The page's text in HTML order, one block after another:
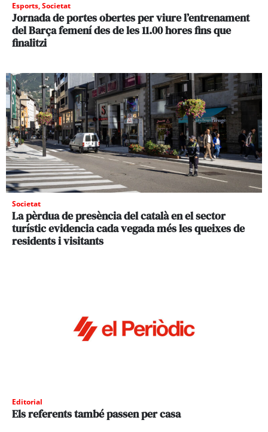
Esports,Societat
Jornada de portes obertes per viure l’entrenament
del Barça femení des de les 11.00 hores fins que
finalitzi
Societat
La pèrdua de presència del català en el sector
turístic evidencia cada vegada més les queixes de
residents i visitants
Editorial
Els referents també passen per casa